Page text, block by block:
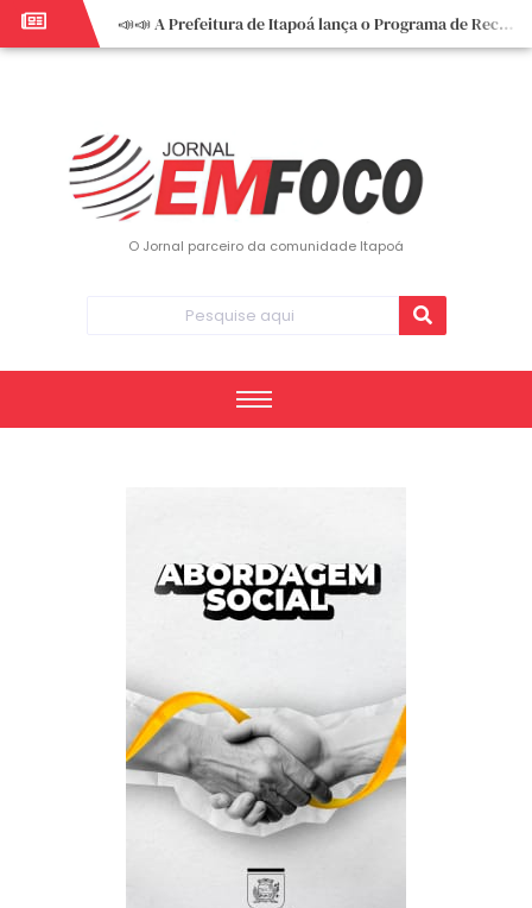
📣📣 A Prefeitura de Itapoá lança o Programa de Recuperação Fiscal (REFIS).
📢 Empreendedor do turismo, esta oportunidade é para você! Itapoá – SC.
O Jornal parceiro da comunidade Itapoá